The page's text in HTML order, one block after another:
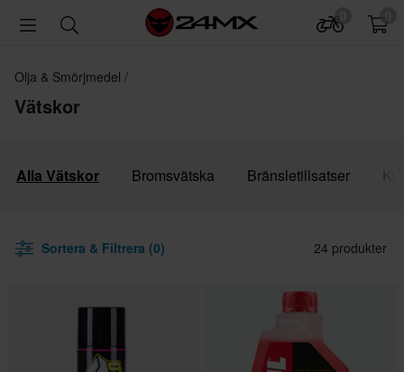
Olja & Smörjmedel
Vätskor
Alla Vätskor Bromsvätska Bränsletillsatser
Sortera & Filtrera (0) 24 produkter